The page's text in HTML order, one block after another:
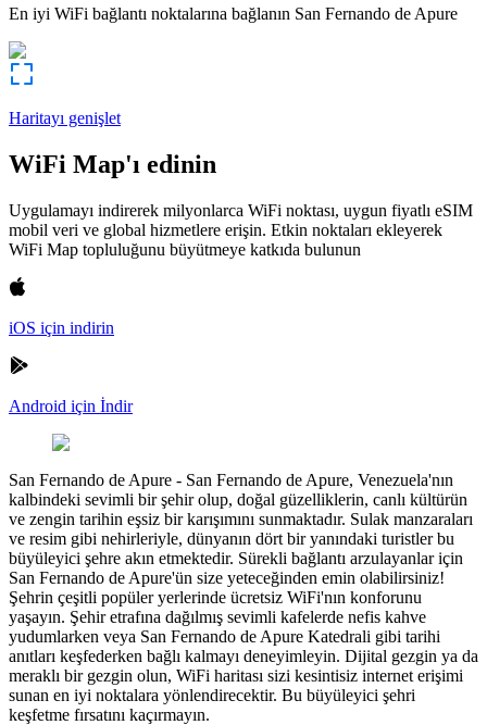
En iyi WiFi bağlantı noktalarına bağlanın San Fernando de Apure
Haritayı genişlet
WiFi Map'ı edinin
Uygulamayı indirerek milyonlarca WiFi noktası, uygun fiyatlı eSIM
mobil veri ve global hizmetlere erişin. Etkin noktaları ekleyerek
WiFi Map topluluğunu büyütmeye katkıda bulunun
iOS için indirin
Android için İndir
San Fernando de Apure - San Fernando de Apure, Venezuela'nın
kalbindeki sevimli bir şehir olup, doğal güzelliklerin, canlı kültürün
ve zengin tarihin eşsiz bir karışımını sunmaktadır. Sulak manzaraları
ve resim gibi nehirleriyle, dünyanın dört bir yanındaki turistler bu
büyüleyici şehre akın etmektedir. Sürekli bağlantı arzulayanlar için
San Fernando de Apure'ün size yeteceğinden emin olabilirsiniz!
Şehrin çeşitli popüler yerlerinde ücretsiz WiFi'nın konforunu
yaşayın. Şehir etrafına dağılmış sevimli kafelerde nefis kahve
yudumlarken veya San Fernando de Apure Katedrali gibi tarihi
anıtları keşfederken bağlı kalmayı deneyimleyin. Dijital gezgin ya da
meraklı bir gezgin olun, WiFi haritası sizi kesintisiz internet erişimi
sunan en iyi noktalara yönlendirecektir. Bu büyüleyici şehri
keşfetme fırsatını kaçırmayın.